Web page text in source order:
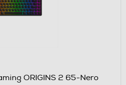
ORIGINS 2 65-Nero